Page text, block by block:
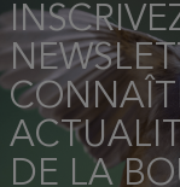
DE LA